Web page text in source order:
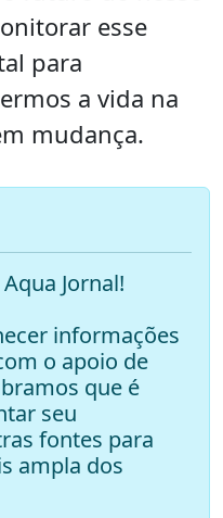
esse
para
a vida na
mudança.
Jornal!
informações
o apoio de
que é
seu
fontes para
ampla dos